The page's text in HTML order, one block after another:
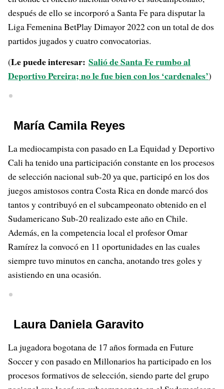
después de ello se incorporó a Santa Fe para disputar la
Liga Femenina BetPlay Dimayor 2022 con un total de dos
partidos jugados y cuatro convocatorias.
(Le puede interesar: Salió de Santa Fe rumbo al
Deportivo Pereira; no le fue bien con los ‘cardenales’)
María Camila Reyes
La mediocampista con pasado en La Equidad y Deportivo
Cali ha tenido una participación constante en los procesos
de selección nacional sub-20 ya que, participó en los dos
juegos amistosos contra Costa Rica en donde marcó dos
tantos y contribuyó en el subcampeonato obtenido en el
Sudamericano Sub-20 realizado este año en Chile.
Además, en la competencia local el profesor Omar
Ramírez la convocó en 11 oportunidades en las cuales
siempre tuvo minutos en cancha, anotando tres goles y
asistiendo en una ocasión.
Laura Daniela Garavito
La jugadora bogotana de 17 años formada en Future
Soccer y con pasado en Millonarios ha participado en los
procesos formativos de selección, siendo parte del grupo